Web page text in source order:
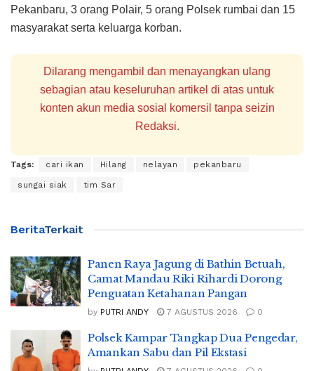
Pekanbaru, 3 orang Polair, 5 orang Polsek rumbai dan 15
masyarakat serta keluarga korban.
Dilarang mengambil dan menayangkan ulang
sebagian atau keseluruhan artikel di atas untuk
konten akun media sosial komersil tanpa seizin
Redaksi.
Tags: cari ikan Hilang nelayan pekanbaru
sungai siak tim Sar
BeritaTerkait
Panen Raya Jagung di Bathin Betuah,
Camat Mandau Riki Rihardi Dorong
Penguatan Ketahanan Pangan
by PUTRI ANDY 7 AGUSTUS 2026 0
Polsek Kampar Tangkap Dua Pengedar,
Amankan Sabu dan Pil Ekstasi